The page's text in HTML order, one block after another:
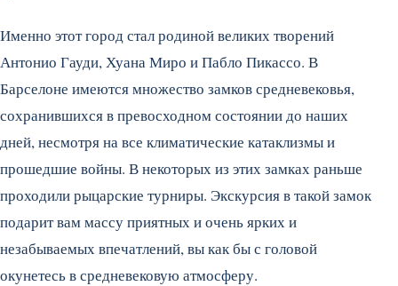
Именно этот город стал родиной великих творений
Антонио Гауди, Хуана Миро и Пабло Пикассо. В
Барселоне имеются множество замков средневековья,
сохранившихся в превосходном состоянии до наших
дней, несмотря на все климатические катаклизмы и
прошедшие войны. В некоторых из этих замках раньше
проходили рыцарские турниры. Экскурсия в такой замок
подарит вам массу приятных и очень ярких и
незабываемых впечатлений, вы как бы с головой
окунетесь в средневековую атмосферу.